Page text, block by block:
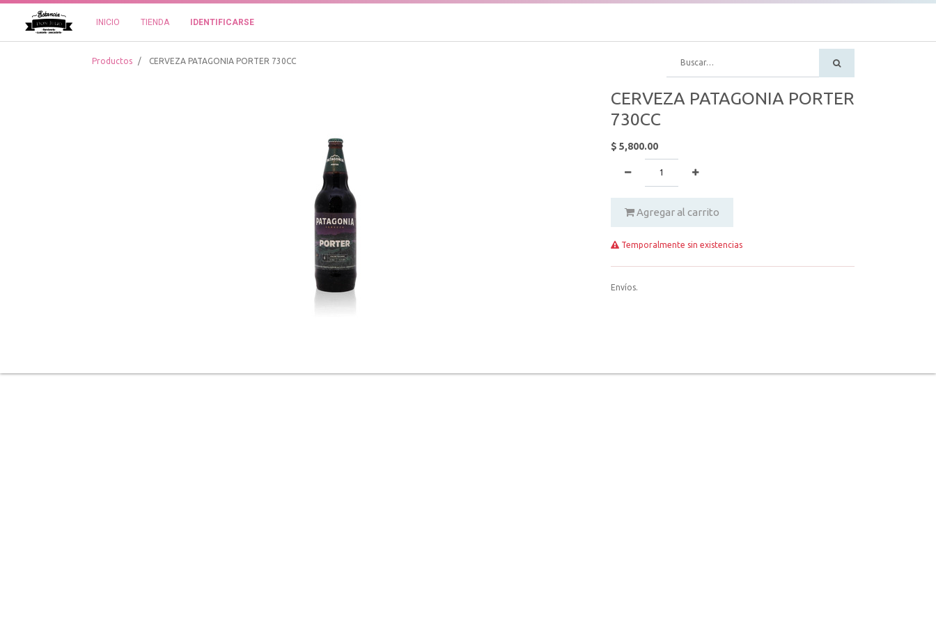
INICIO TIENDA IDENTIFICARSE
Productos CERVEZA PATAGONIA PORTER 730CC
CERVEZA PATAGONIA PORTER
730CC
$ 5,800.00
Agregar al carrito
Temporalmente sin existencias
Envíos.